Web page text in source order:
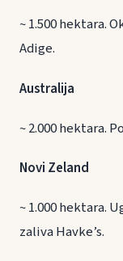
~ 1.500 hektara.
Adige.
Australija
~ 2.000 hektara.
Novi Zeland
~ 1.000 hektara.
zaliva Havke’s.